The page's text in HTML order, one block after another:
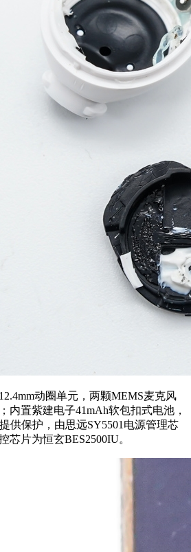
动圈单元，两颗MEMS麦克风
内置紫建电子41mAh软包扣式电池，
供保护，由思远SY5501电源管理芯
芯片为恒玄BES2500IU。